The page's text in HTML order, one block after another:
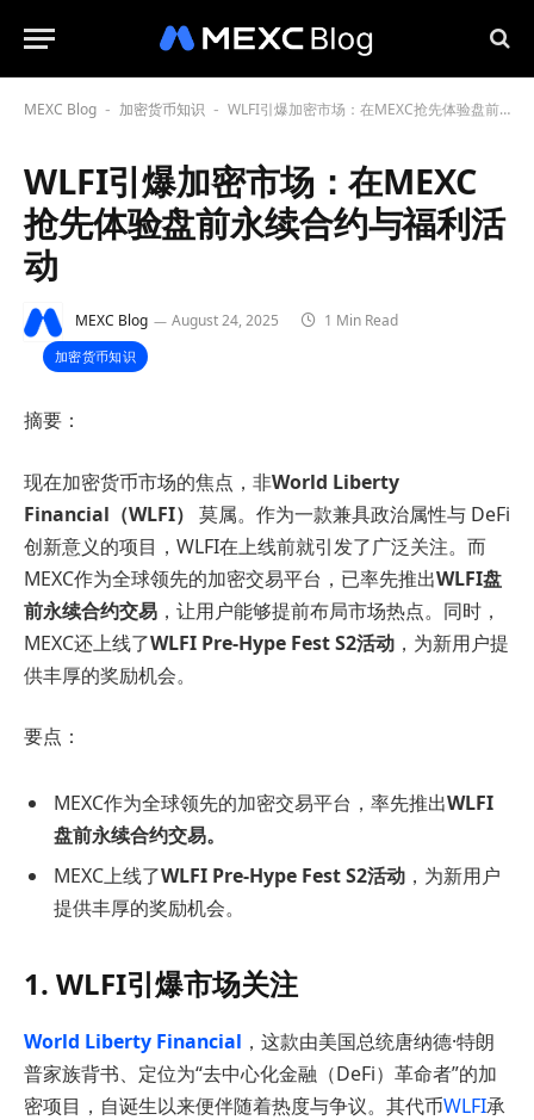
MEXC Blog - 加密货币知识 - WLFI引爆加密市场：在MEXC抢先体验盘前永续合约与福利活动
WLFI引爆加密市场：在MEXC
抢先体验盘前永续合约与福利活
动
MEXC Blog August 24, 2025 1 Min Read
加密货币知识
摘要：
现在加密货币市场的焦点，非World Liberty
Financial（WLFI） 莫属。作为一款兼具政治属性与 DeFi
创新意义的项目，WLFI在上线前就引发了广泛关注。而
MEXC作为全球领先的加密交易平台，已率先推出WLFI盘
前永续合约交易 ，让用户能够提前布局市场热点。同时，
MEXC还上线了WLFI Pre-Hype Fest S2活动 ，为新用户提
供丰厚的奖励机会。
要点：
MEXC作为全球领先的加密交易平台，率先推出WLFI
盘前永续合约交易。
MEXC上线了WLFI Pre-Hype Fest S2活动 ，为新用户
提供丰厚的奖励机会。
1. WLFI引爆市场关注
World Liberty Financial ，这款由美国总统唐纳德·特朗
普家族背书、定位为“去中心化金融（DeFi）革命者”的加
密项目，自诞生以来便伴随着热度与争议。其代币WLFI承